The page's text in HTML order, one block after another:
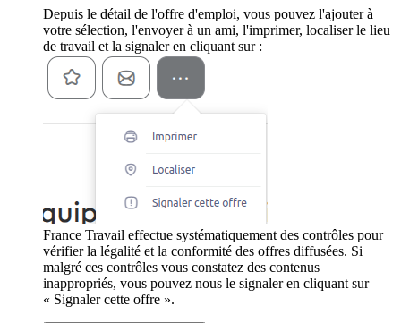
Depuis le détail de l'offre d'emploi, vous pouvez l'ajouter à
votre sélection, l'envoyer à un ami, l'imprimer, localiser le lieu
de travail et la signaler en cliquant sur :
France Travail effectue systématiquement des contrôles pour
vérifier la légalité et la conformité des offres diffusées. Si
malgré ces contrôles vous constatez des contenus
inappropriés, vous pouvez nous le signaler en cliquant sur
« Signaler cette offre ».